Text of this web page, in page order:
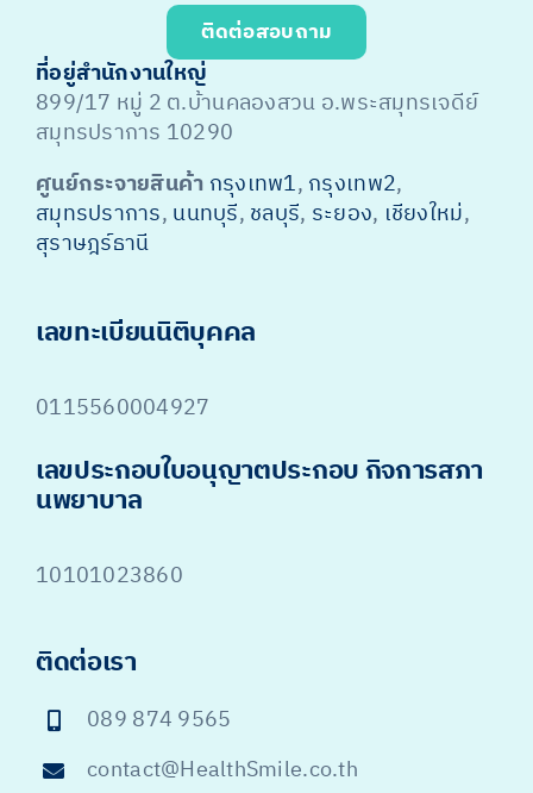
ติดต่อสอบถาม
ที่อยู่สำนักงานใหญ่
899/17 หมู่ 2 ต.บ้านคลองสวน อ.พระสมุทรเจดีย์
สมุทรปราการ 10290
ศูนย์กระจายสินค้า กรุงเทพ1, กรุงเทพ2,
สมุทรปราการ, นนทบุรี, ชลบุรี, ระยอง, เชียงใหม่,
สุราษฎร์ธานี
เลขทะเบียนนิติบุคคล
0115560004927
เลขประกอบใบอนุญาตประกอบ กิจการสภา
นพยาบาล
10101023860
ติดต่อเรา
089 874 9565
contact@HealthSmile.co.th